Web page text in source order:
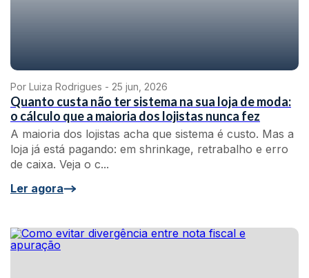
Por Luiza Rodrigues - 25 jun, 2026
Quanto custa não ter sistema na sua loja de moda:
o cálculo que a maioria dos lojistas nunca fez
A maioria dos lojistas acha que sistema é custo. Mas a
loja já está pagando: em shrinkage, retrabalho e erro
de caixa. Veja o c...
Ler agora